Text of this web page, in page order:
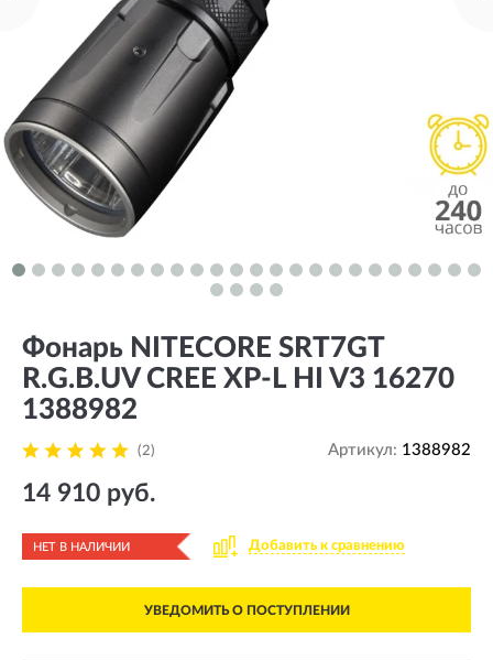
Фонарь NITECORE SRT7GT
R.G.B.UV CREE XP-L HI V3 16270
1388982
(2) Артикул: 1388982
14 910 руб.
НЕТ В НАЛИЧИИ Добавить к сравнению
УВЕДОМИТЬ О ПОСТУПЛЕНИИ